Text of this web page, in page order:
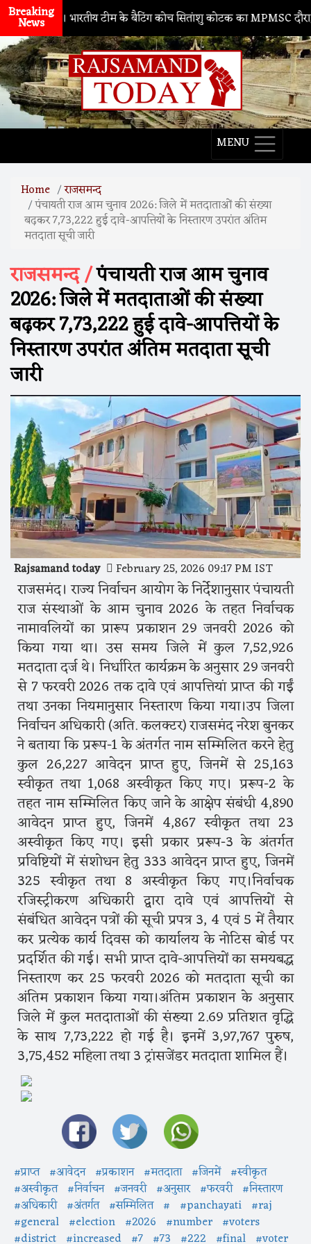
Breaking
News
। भारतीय टीम के बैटिंग कोच सितांशु कोटक का MPMSC दौरा, युवा
MENU
Home राजसमन्द
पंचायती राज आम चुनाव 2026: जिले में मतदाताओं की संख्या
बढ़कर 7,73,222 हुई दावे-आपत्तियों के निस्तारण उपरांत अंतिम
मतदाता सूची जारी
राजसमन्द /पंचायती राज आम चुनाव
2026: जिले में मतदाताओं की संख्या
बढ़कर 7,73,222 हुई दावे-आपत्तियों के
निस्तारण उपरांत अंतिम मतदाता सूची
जारी
Rajsamand today February 25, 2026 09:17 PM IST
राजसमंद। राज्य निर्वाचन आयोग के निर्देशानुसार पंचायती
राज संस्थाओं के आम चुनाव 2026 के तहत निर्वाचक
नामावलियों का प्रारूप प्रकाशन 29 जनवरी 2026 को
किया गया था। उस समय जिले में कुल 7,52,926
मतदाता दर्ज थे। निर्धारित कार्यक्रम के अनुसार 29 जनवरी
से 7 फरवरी 2026 तक दावे एवं आपत्तियां प्राप्त की गईं
तथा उनका नियमानुसार निस्तारण किया गया।उप जिला
निर्वाचन अधिकारी (अति. कलक्टर) राजसमंद नरेश बुनकर
ने बताया कि प्ररूप-1 के अंतर्गत नाम सम्मिलित करने हेतु
कुल 26,227 आवेदन प्राप्त हुए, जिनमें से 25,163
स्वीकृत तथा 1,068 अस्वीकृत किए गए। प्ररूप-2 के
तहत नाम सम्मिलित किए जाने के आक्षेप संबंधी 4,890
आवेदन प्राप्त हुए, जिनमें 4,867 स्वीकृत तथा 23
अस्वीकृत किए गए। इसी प्रकार प्ररूप-3 के अंतर्गत
प्रविष्टियों में संशोधन हेतु 333 आवेदन प्राप्त हुए, जिनमें
325 स्वीकृत तथा 8 अस्वीकृत किए गए।निर्वाचक
रजिस्ट्रीकरण अधिकारी द्वारा दावे एवं आपत्तियों से
संबंधित आवेदन पत्रों की सूची प्रपत्र 3, 4 एवं 5 में तैयार
कर प्रत्येक कार्य दिवस को कार्यालय के नोटिस बोर्ड पर
प्रदर्शित की गई। सभी प्राप्त दावे-आपत्तियों का समयबद्ध
निस्तारण कर 25 फरवरी 2026 को मतदाता सूची का
अंतिम प्रकाशन किया गया।अंतिम प्रकाशन के अनुसार
जिले में कुल मतदाताओं की संख्या 2.69 प्रतिशत वृद्धि
के साथ 7,73,222 हो गई है। इनमें 3,97,767 पुरुष,
3,75,452 महिला तथा 3 ट्रांसजेंडर मतदाता शामिल हैं।
#प्राप्त #आवेदन #प्रकाशन #मतदाता #जिनमें #स्वीकृत
#अस्वीकृत #निर्वाचन #जनवरी #अनुसार #फरवरी #निस्तारण
#अधिकारी #अंतर्गत #सम्मिलित # #panchayati #raj
#general #election #2026 #number #voters
#district #increased #7 #73 #222 #final #voter